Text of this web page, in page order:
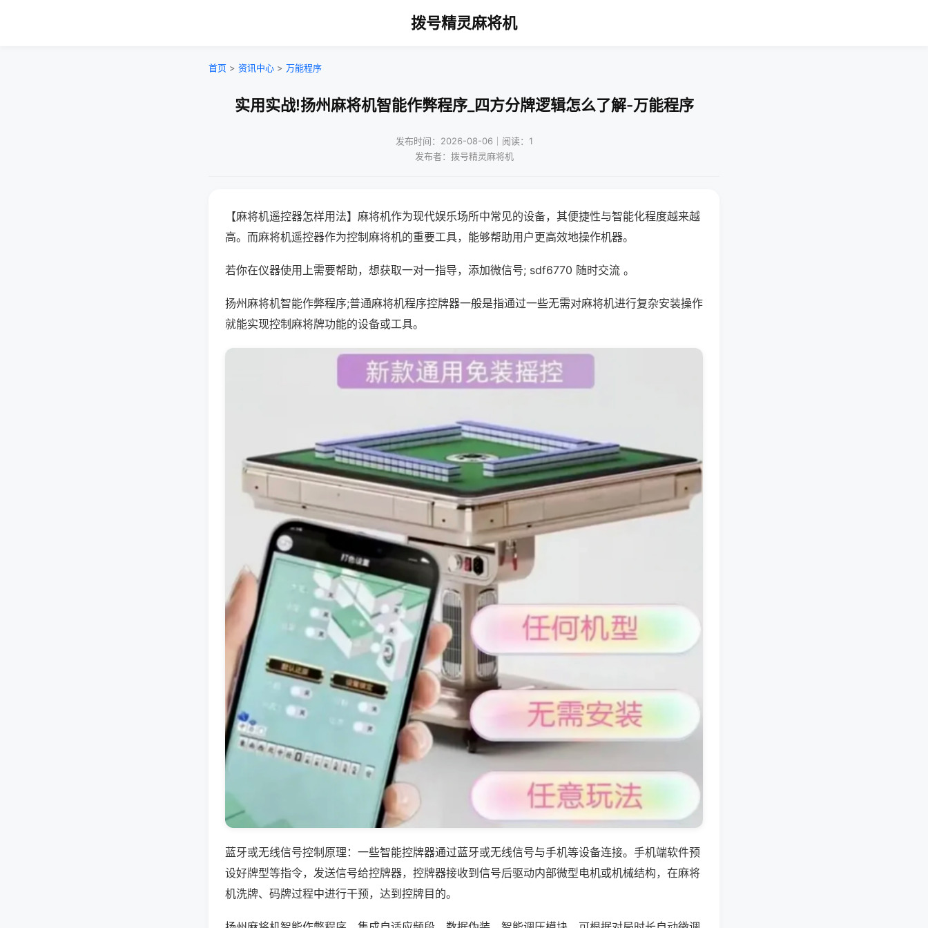
拨号精灵麻将机
首页 > 资讯中心 > 万能程序
实用实战!扬州麻将机智能作弊程序_四方分牌逻辑怎么了解-万能程序
发布时间：2026-08-06｜阅读：1
发布者：拨号精灵麻将机
【麻将机遥控器怎样用法】麻将机作为现代娱乐场所中常见的设备，其便捷性与智能化程度越来越
高。而麻将机遥控器作为控制麻将机的重要工具，能够帮助用户更高效地操作机器。
若你在仪器使用上需要帮助，想获取一对一指导，添加微信号; sdf6770 随时交流 。
扬州麻将机智能作弊程序;普通麻将机程序控牌器一般是指通过一些无需对麻将机进行复杂安装操作
就能实现控制麻将牌功能的设备或工具。
蓝牙或无线信号控制原理：一些智能控牌器通过蓝牙或无线信号与手机等设备连接。手机端软件预
设好牌型等指令，发送信号给控牌器，控牌器接收到信号后驱动内部微型电机或机械结构，在麻将
机洗牌、码牌过程中进行干预，达到控牌目的。